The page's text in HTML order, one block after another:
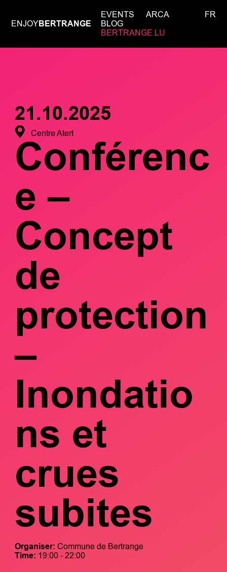
ENJOYBERTRANGE
EVENTS
ARCA
BLOG
BERTRANGE.LU
FR
21.10.2025
Centre Atert
Conférenc
e –
Concept
de
protection
–
Inondatio
ns et
crues
subites
Organiser: Commune de Bertrange
Time: 19:00 - 22:00